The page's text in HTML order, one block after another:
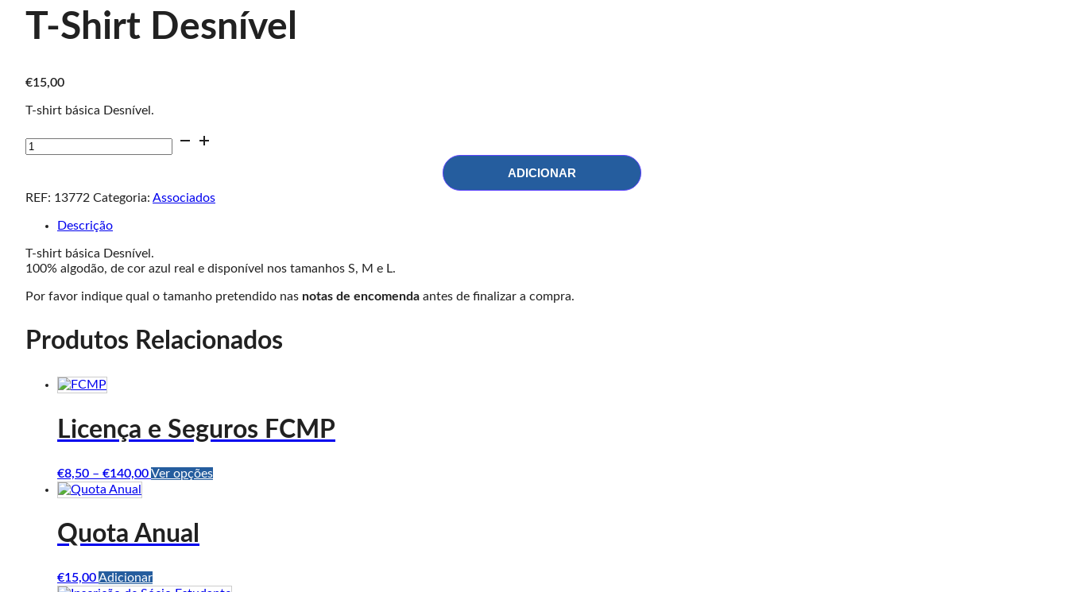
T-Shirt Desnível
€15,00
T-shirt básica Desnível.
Quantidade
de
Desnível
ADICIONAR
REF: 13772 Categoria: Associados
Descrição
T-shirt básica Desnível.
100% algodão, de cor azul real e disponível nos tamanhos S, M e L.
Por favor indique qual o tamanho pretendido nas notas de encomenda antes de finalizar a compra.
Produtos Relacionados
Licença e Seguros FCMP
€8,50 – €140,00Price
€140,00
Ver opçõesThis
Quota Anual
€15,00Adicionar